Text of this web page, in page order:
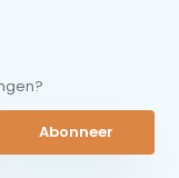
Abonneer